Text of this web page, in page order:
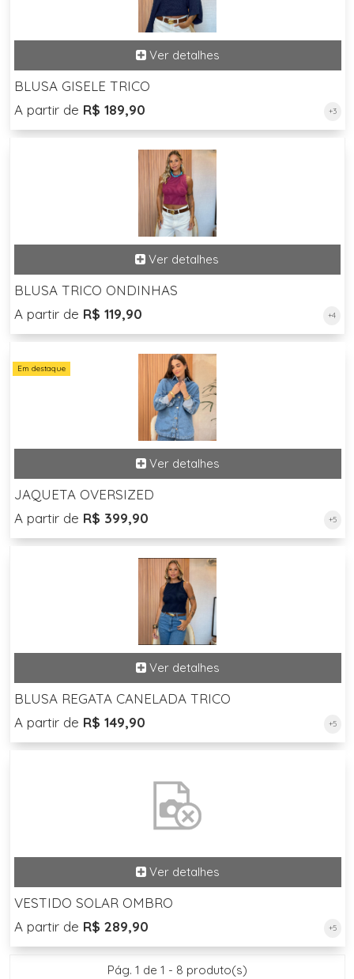
BLUSA GISELE TRICO
A partir de R$ 189,90 +3
BLUSA TRICO ONDINHAS
A partir de R$ 119,90 +4
Em destaque
JAQUETA OVERSIZED
A partir de R$ 399,90 +5
BLUSA REGATA CANELADA TRICO
A partir de R$ 149,90 +5
VESTIDO SOLAR OMBRO
A partir de R$ 289,90 +5
Pág. 1 de 1 - 8 produto(s)